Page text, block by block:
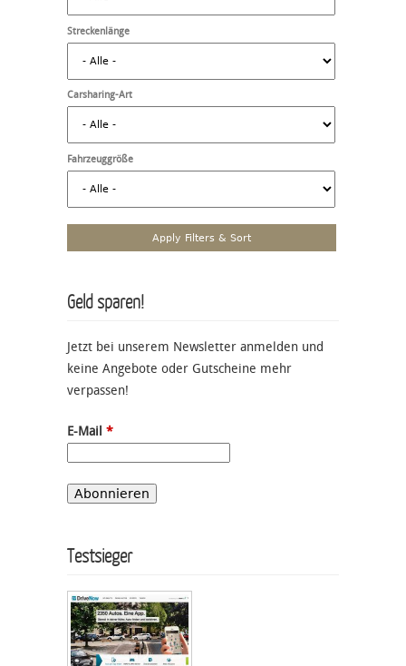
Streckenlänge
Carsharing-Art
Fahrzeuggröße
Geld sparen!
Jetzt bei unserem Newsletter anmelden und
keine Angebote oder Gutscheine mehr
verpassen!
E-Mail *
Testsieger